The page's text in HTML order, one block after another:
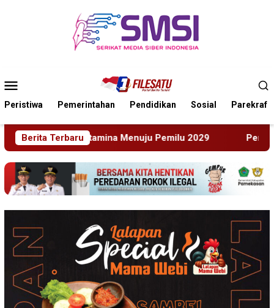
Mobile
Peristiwa Pemerintahan Pendidikan Sosial Parekraf
Berita Terbaru
Pemilu 2029 Perkenalkan Diri Lewat Safari